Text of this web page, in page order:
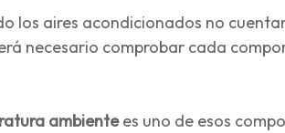
los aires acondicionados no
necesario comprobar cada
ambientees uno de esos